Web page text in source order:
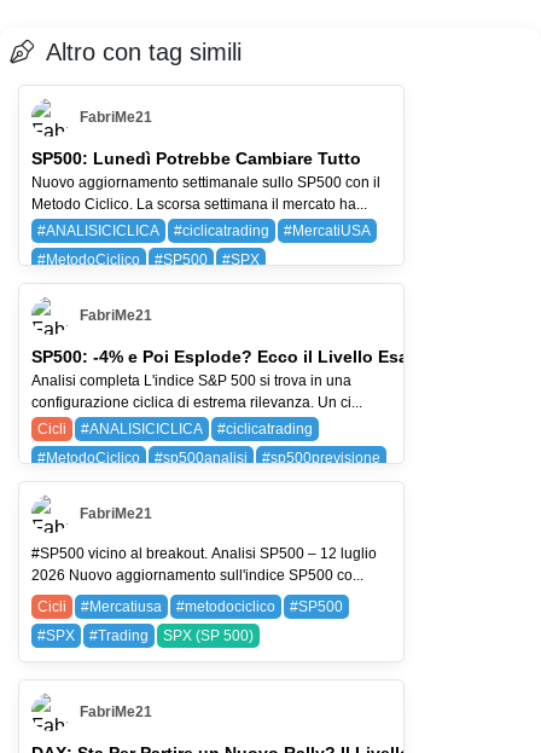
Altro con tag simili
FabriMe21
SP500: Lunedì Potrebbe Cambiare Tutto
Nuovo aggiornamento settimanale sullo SP500 con il
Metodo Ciclico. La scorsa settimana il mercato ha...
#ANALISICICLICA
#ciclicatrading
#MercatiUSA
#MetodoCiclico
#SP500
#SPX
BAYG (BAYER AG)
SPX (SP 500)
FabriMe21
SP500: -4% e Poi Esplode? Ecco il Livello Esatto
Analisi completa L'indice S&P 500 si trova in una
configurazione ciclica di estrema rilevanza. Un ci...
Cicli
#ANALISICICLICA
#ciclicatrading
#MetodoCiclico
#sp500analisi
#sp500previsione
SPX (SP 500)
FabriMe21
#SP500 vicino al breakout. Analisi SP500 – 12 luglio
2026 Nuovo aggiornamento sull'indice SP500 co...
Cicli
#Mercatiusa #metodociclico
#SP500
#SPX
#Trading SPX (SP 500)
FabriMe21